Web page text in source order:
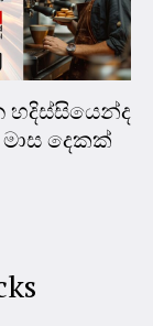
හදිස්සියෙන්ද
දෙකක්